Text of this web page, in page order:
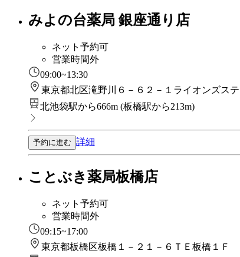
みよの台薬局 銀座通り店
ネット予約可
営業時間外
09:00~13:30
東京都北区滝野川６－６２－１ライオンズス
北池袋駅から666m (板橋駅から213m)
予約に進む 詳細
ことぶき薬局板橋店
ネット予約可
営業時間外
09:15~17:00
東京都板橋区板橋１－２１－６ＴＥ板橋１Ｆ